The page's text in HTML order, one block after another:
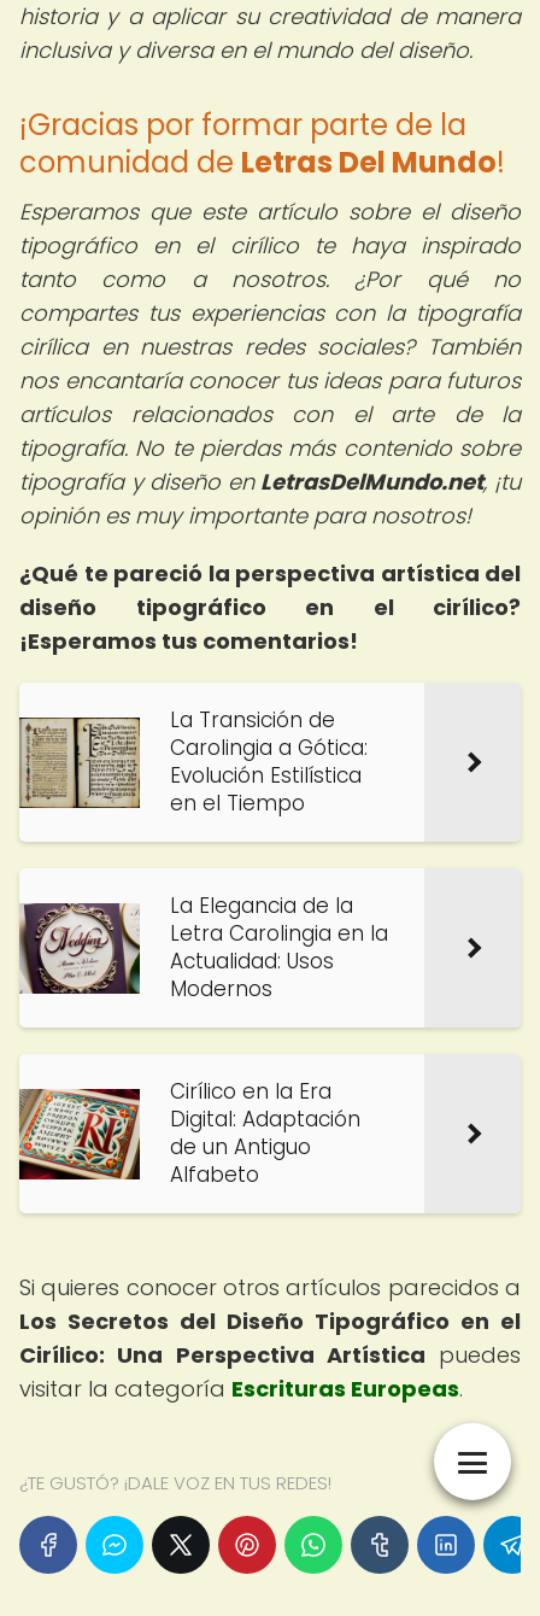
historia y a aplicar su creatividad de manera
inclusiva y diversa en el mundo del diseño.
¡Gracias por formar parte de la
comunidad de Letras Del Mundo!
Esperamos que este artículo sobre el diseño
tipográfico en el cirílico te haya inspirado
tanto como a nosotros. ¿Por qué no
compartes tus experiencias con la tipografía
cirílica en nuestras redes sociales? También
nos encantaría conocer tus ideas para futuros
artículos relacionados con el arte de la
tipografía. No te pierdas más contenido sobre
tipografía y diseño en LetrasDelMundo.net, ¡tu
opinión es muy importante para nosotros!
¿Qué te pareció la perspectiva artística del
diseño tipográfico en el cirílico?
¡Esperamos tus comentarios!
La Transición de
Carolingia a Gótica:
Evolución Estilística
en el Tiempo
La Elegancia de la
Letra Carolingia en la
Actualidad: Usos
Modernos
Cirílico en la Era
Digital: Adaptación
de un Antiguo
Alfabeto
Si quieres conocer otros artículos parecidos a
Los Secretos del Diseño Tipográfico en el
Cirílico: Una Perspectiva Artística puedes
visitar la categoría Escrituras Europeas.
¿TE GUSTÓ? ¡DALE VOZ EN TUS REDES!